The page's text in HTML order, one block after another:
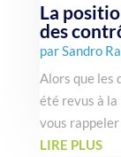
La
des
parSandro
Alors que les
été revus à la
vous
LIRE PLUS